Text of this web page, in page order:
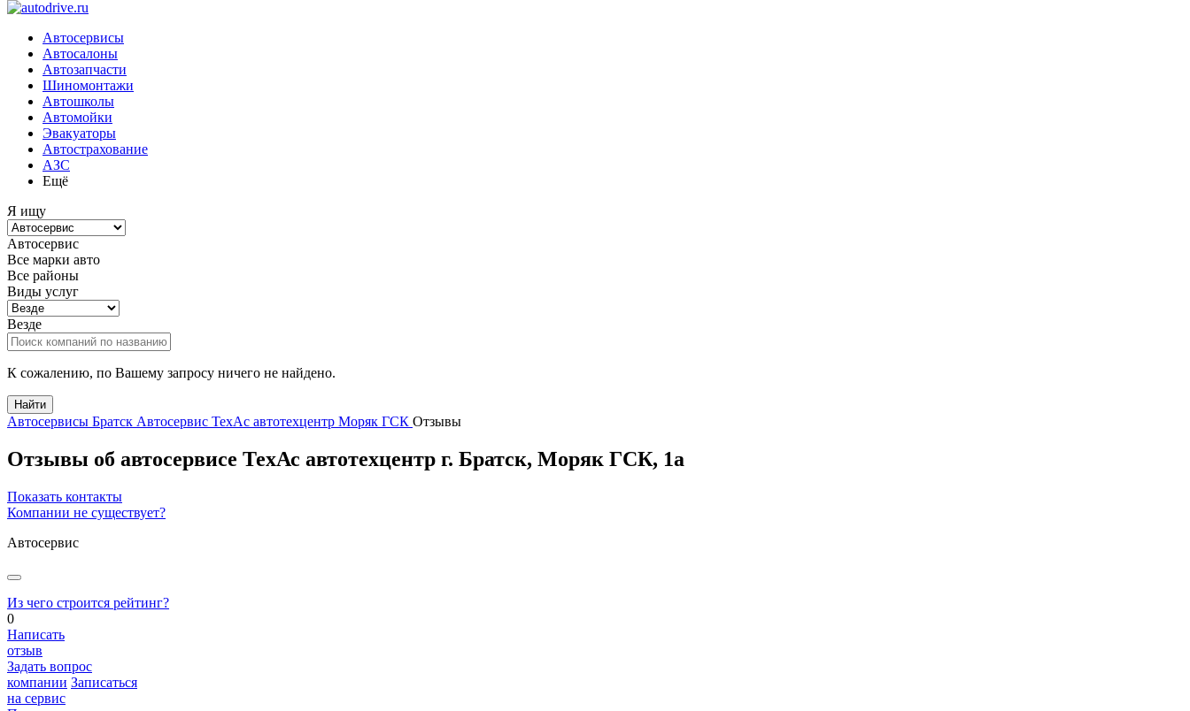
Автосервисы
Автосалоны
Автозапчасти
Шиномонтажи
Автошколы
Автомойки
Эвакуаторы
Автострахование
АЗС
Ещё
Я ищу
Автосервис
Все марки авто
Все районы
Виды услуг
Везде
К сожалению, по Вашему запросу ничего не найдено.
Найти
Автосервисы Братск Автосервис ТехАс автотехцентр Моряк ГСК Отзывы
Отзывы об автосервисе ТехАс автотехцентр г. Братск, Моряк ГСК, 1а
Показать контакты
Компании не существует?
Автосервис
Из чего строится рейтинг?
0
Написать
отзыв
Задать вопрос
компании Записаться
на сервис